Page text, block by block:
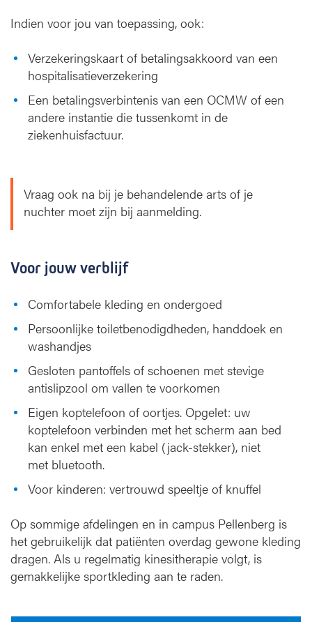
Indien voor jou van toepassing, ook:
Verzekeringskaart of betalingsakkoord van een
hospitalisatieverzekering
Een betalingsverbintenis van een OCMW of een
andere instantie die tussenkomt in de
ziekenhuisfactuur.
Vraag ook na bij je behandelende arts of je
nuchter moet zijn bij aanmelding.
Voor jouw verblijf
Comfortabele kleding en ondergoed
Persoonlijke toiletbenodigdheden, handdoek en
washandjes
Gesloten pantoffels of schoenen met stevige
antislipzool om vallen te voorkomen
Eigen koptelefoon of oortjes. Opgelet: uw
koptelefoon verbinden met het scherm aan bed
kan enkel met een kabel (jack-stekker), niet
met bluetooth.
Voor kinderen: vertrouwd speeltje of knuffel
Op sommige afdelingen en in campus Pellenberg is
het gebruikelijk dat patiënten overdag gewone kleding
dragen. Als u regelmatig kinesitherapie volgt, is
gemakkelijke sportkleding aan te raden.